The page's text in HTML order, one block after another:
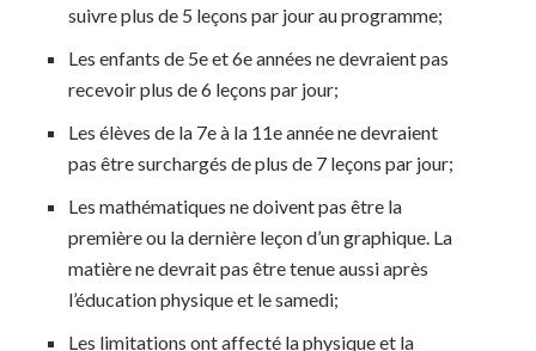
suivre plus de 5 leçons par jour au programme;
Les enfants de 5e et 6e années ne devraient pas
recevoir plus de 6 leçons par jour;
Les élèves de la 7e à la 11e année ne devraient
pas être surchargés de plus de 7 leçons par jour;
Les mathématiques ne doivent pas être la
première ou la dernière leçon d’un graphique. La
matière ne devrait pas être tenue aussi après
l’éducation physique et le samedi;
Les limitations ont affecté la physique et la